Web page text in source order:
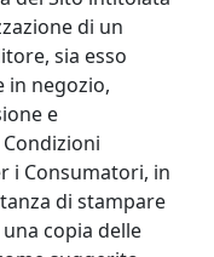
di un
sia esso
in negozio,
e
i Consumatori, in
di stampare
copia delle